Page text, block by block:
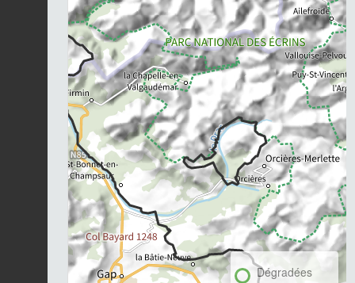
Dégradées